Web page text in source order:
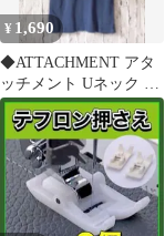
¥ 1,690
◆ATTACHMENT アタ
ッチメント Uネック 天
竺 カットソー Tシャツ
青